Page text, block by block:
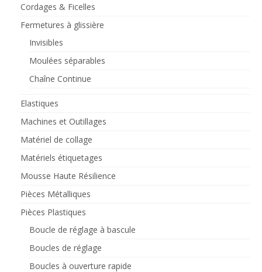
Cordages & Ficelles
Fermetures à glissière
Invisibles
Moulées séparables
Chaîne Continue
Elastiques
Machines et Outillages
Matériel de collage
Matériels étiquetages
Mousse Haute Résilience
Pièces Métalliques
Pièces Plastiques
Boucle de réglage à bascule
Boucles de réglage
Boucles à ouverture rapide